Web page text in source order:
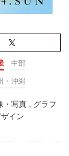
中部
・沖縄
・写真 , グラフ
イン